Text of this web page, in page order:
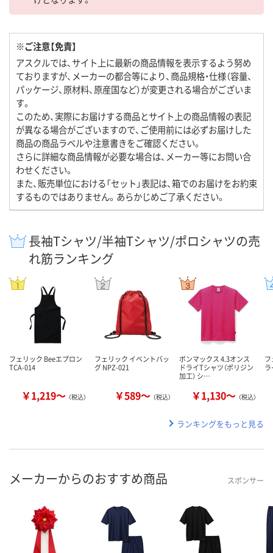
※ご注意【免責】
アスクルでは、サイト上に最新の商品情報を表示するよう努め
ておりますが、メーカーの都合等により、商品規格・仕様（容量、
パッケージ、原材料、原産国など）が変更される場合がございま
す。
このため、実際にお届けする商品とサイト上の商品情報の表記
が異なる場合がございますので、ご使用前には必ずお届けした
商品の商品ラベルや注意書きをご確認ください。
さらに詳細な商品情報が必要な場合は、メーカー等にお問い合
わせください。
また、販売単位における「セット」表記は、箱でのお届けをお約束
するものではありません。あらかじめご了承ください。
長袖Tシャツ/半袖Tシャツ/ポロシャツの売
れ筋ランキング
フェリック Beeエプロン
TCA-014
￥1,219～ （税込）
フェリック イベントバッ
グ NPZ-021
￥589～ （税込）
ボンマックス 4.3オンス
ドライTシャツ（ポリジン
加工） シ…
￥1,130～ （税込）
ランキングをもっと見る
メーカーからのおすすめ商品 スポンサー